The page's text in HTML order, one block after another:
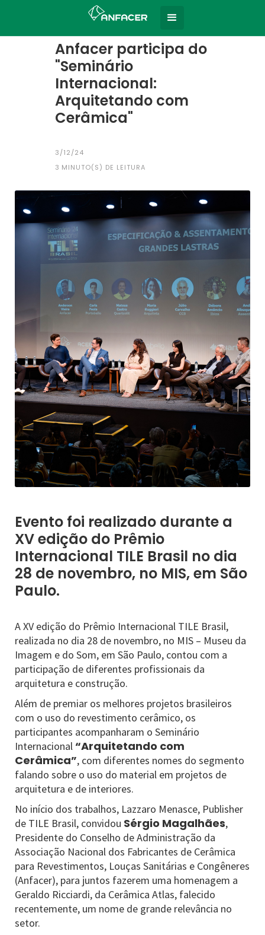
Todas as notícias
Anfacer participa do
"Seminário
Internacional:
Arquitetando com
Cerâmica"
3/12/24
3 MINUTO(S) DE LEITURA
Evento foi realizado durante a
XV edição do Prêmio
Internacional TILE Brasil no dia
28 de novembro, no MIS, em São
Paulo.
A XV edição do Prêmio Internacional TILE Brasil,
realizada no dia 28 de novembro, no MIS – Museu da
Imagem e do Som, em São Paulo, contou com a
participação de diferentes profissionais da
arquitetura e construção.
Além de premiar os melhores projetos brasileiros
com o uso do revestimento cerâmico, os
participantes acompanharam o Seminário
Internacional“Arquitetando com
Cerâmica”, com diferentes nomes do segmento
falando sobre o uso do material em projetos de
arquitetura e de interiores.
No início dos trabalhos, Lazzaro Menasce, Publisher
de TILE Brasil, convidou Sérgio Magalhães,
Presidente do Conselho de Administração da
Associação Nacional dos Fabricantes de Cerâmica
para Revestimentos, Louças Sanitárias e Congêneres
(Anfacer), para juntos fazerem uma homenagem a
Geraldo Ricciardi, da Cerâmica Atlas, falecido
recentemente, um nome de grande relevância no
setor.